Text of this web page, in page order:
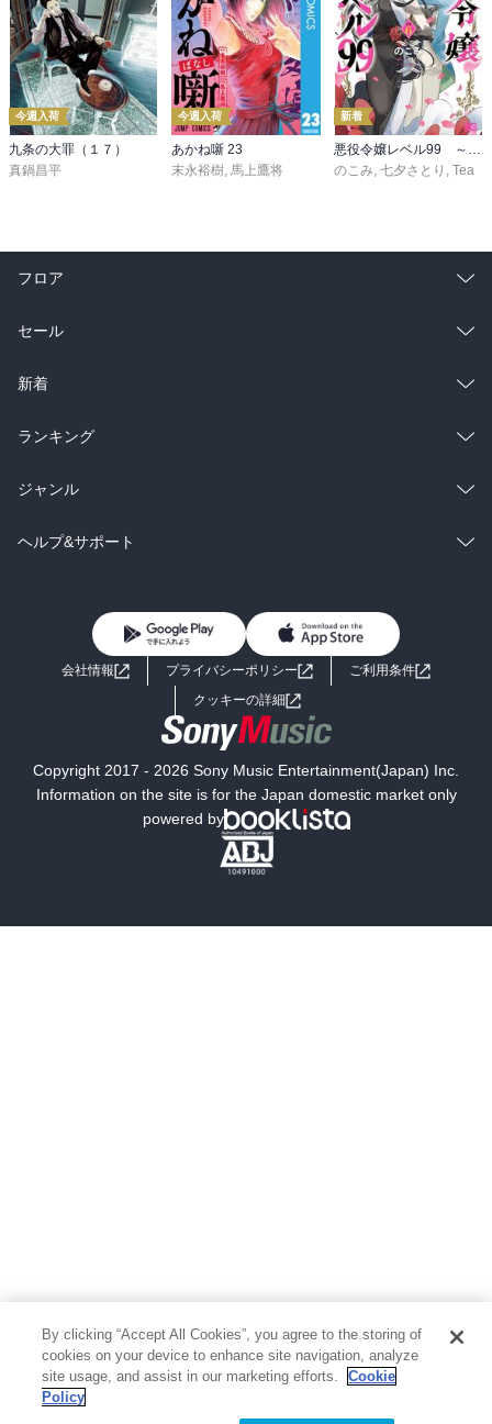
今週入荷
九条の大罪（１７）
真鍋昌平
今週入荷
あかね噺 23
末永裕樹, 馬上鷹将
新着
悪役令嬢レベル99 ～私は裏ボスですが魔王ではありません～ その６
のこみ, 七夕さとり , Tea
フロア
総合
ラノベ
雑誌・グラビア
BL・TL
セール
総合
ラノベ
雑誌・グラビア
BL・TL
新着
総合
ラノベ
雑誌・グラビア
ランキング
総合
ラノベ
ジャンル
コミック
ライトノベル 男子向けラノベ
小説
海外小説
ミステリー SF
文学
芸術・アート 映画・音楽・演劇
写真集 教養
医学・福祉
ヘルプ&サポート
よくあるご質問 お問い合わせ
会社情報 プライバシーポリシー
ご利用条件
クッキーの詳細
Copyright 2017 - 2026 Sony Music Entertainment(Japan) Inc.
Information on the site is for the Japan domestic market only
powered by
By clicking “Accept All Cookies”, you agree to the storing of
cookies on your device to enhance site navigation, analyze
site usage, and assist in our marketing efforts.
Cookie
Policy